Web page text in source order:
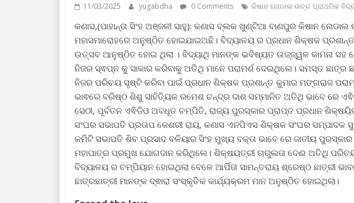
11/03/2025 yugabdha 0 Comments କିଷାନ ନୋଡାଲ ଉଚ୍ଚ ପ୍ରାଥମିକ
କଣାସ,(ପାହାନ୍ତା ସିଂହ ଅଞ୍ଜଳୀ ସାହୁ): କଣାସ ବ୍ଲକ ଖୁଣ୍ଟିଆ ବାଣପୁର କିଷାନ
ମହାସମାରୋହରେ ଅନୁଷ୍ଠିତ ହୋଇଯାଇଅଛି। ବିଦ୍ୟାଳୟ ର ପ୍ରଧାନ ଶିକ୍ଷକ
ଉତ୍ସବ ଆନୁଷ୍ଠିତ ହୋଇ ଥିଲା । ବିଦ୍ୟାଥି ମାନଙ୍କ ଭବିଷ୍ୟତ ଉଜ୍ଜ୍ୱଳ କାମନା ସହ
ନିଜର ସ୍ଵପ୍ନ କୁ ସାକାର କରିବାକୁ ଅତିଥି ମାନେ ପରାମର୍ଶ ଦେଇଥିଲେ। ସମସ୍ତ ଛାତ୍ର
ନିଜର ପରିଚୟ ସୃଷ୍ଟି କରିବା ପାଇଁ ପ୍ରଧାନ ଶିକ୍ଷକ ପ୍ରଶାନ୍ତ କୁମାର ମଙ୍ଗରାଜ
ଭାଵରେ ବରିଷ୍ଠ ଶିଶୁ ସାହିତ୍ୟିକ ରମେଶ ଚନ୍ଦ୍ର ଦାଶ ସମ୍ମାନିତ ଅତିଥି ଭାବେ ରେ
ସେଠୀ, ପୂର୍ବତନ ଏଵିଡିଓ ଅବଧୂତ ଚମ୍ପିତି, ରାଜ୍ୟ ପୁରସ୍କାର ପ୍ରାପ୍ତ ପ୍ରଧାନ
ସଂଘର ସଭାପତି ପ୍ରତାପ କେଶରୀ ରାୟ, କଣାସ ଏନପିଏସ ଶିକ୍ଷକ ସଂଘର ସମ୍ପାଦକ
କମିଟି ସଭାପତି ଶିବ ପ୍ରସାଦ ବଳିୟାର ସିଂହ ମୁଖ୍ୟ ବକ୍ତା ଭାବେ ରେ ଜାତୀୟ
ମହାପାତ୍ର ପ୍ରମୁଖ ଯୋଗଦାନ କରିଥିଲେ। ଶିକ୍ଷୟତ୍ରୀ ଚାରୁଲତା ଦେଈ ଅତିଥି
ବିଦ୍ୟାଳୟ ର ଚମ୍ପିୟାନ ହୋଇଥିଲା ବେଳେ ଆର୍ପିତା ସାମନ୍ତରାୟ ଶ୍ରେଷ୍ଠ ଛାତ୍ରୀ
ଛାତ୍ରଛାତ୍ରୀ ମାନଙ୍କ ଦ୍ଵାରା ସଂସ୍କୃତିକ କାର୍ଯ୍ୟକ୍ରମ ମାନ ଅନୁଷ୍ଠିତ ହୋଇଥିଲା।